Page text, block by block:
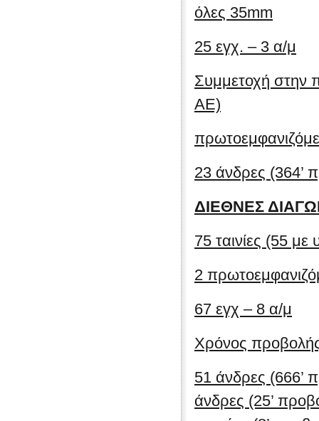
όλες 35mm
25 εγχ. – 3 α/μ
Συμμετοχή
ΑΕ)
23 άνδρες (364’
ΔΙΕΘΝΕΣ
75 ταινίες (55
2
67 εγχ – 8 α/μ
Χρόνος
51 άνδρες (666’
άνδρες (25’